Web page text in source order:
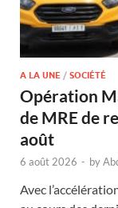
A LA UNE / SOCIÉTÉ
Opération
de MRE de
août
6 août 2026 - by
Avec